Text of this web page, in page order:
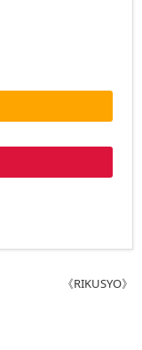
《RIKUSYO》